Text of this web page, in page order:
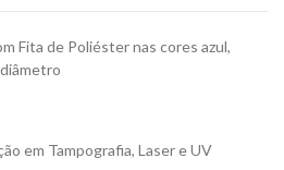
Fita de Poliéster nas cores azul,
em Tampografia, Laser e UV